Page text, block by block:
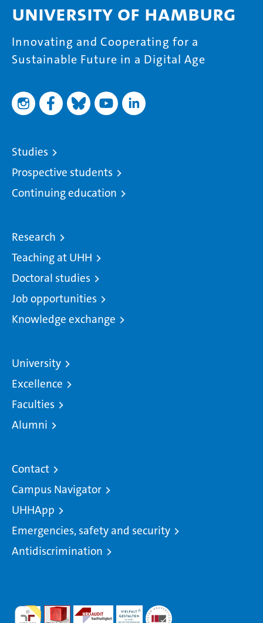
University of Hamburg
Innovating and Cooperating for a
Sustainable Future in a Digital Age
Studies
Prospective students
Continuing education
Research
Teaching at UHH
Doctoral studies
Job opportunities
Knowledge exchange
University
Excellence
Faculties
Alumni
Contact
Campus Navigator
UHHApp
Emergencies, safety and security
Antidiscrimination